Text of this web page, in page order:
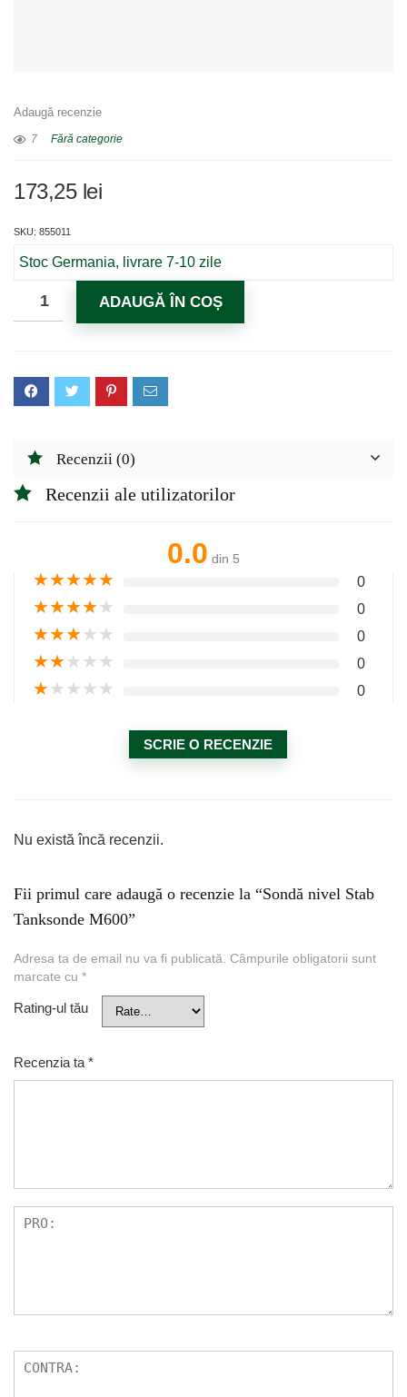
Adaugă recenzie
7 Fără categorie
173,25 lei
SKU: 855011
Stoc Germania, livrare 7-10 zile
ADAUGĂ ÎN COȘ
Recenzii (0)
Recenzii ale utilizatorilor
0.0 din 5
★★★★★ 0
★★★★★ 0
★★★★★ 0
★★★★★ 0
★★★★★ 0
SCRIE O RECENZIE
Nu există încă recenzii.
Fii primul care adaugă o recenzie la “Sondă nivel Stab
Tanksonde M600”
Adresa ta de email nu va fi publicată. Câmpurile obligatorii sunt
marcate cu *
Rating-ul tău
Recenzia ta *